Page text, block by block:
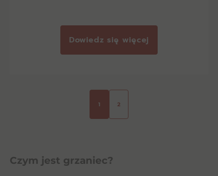
Dowiedz się więcej
1 2
Czym jest grzaniec?